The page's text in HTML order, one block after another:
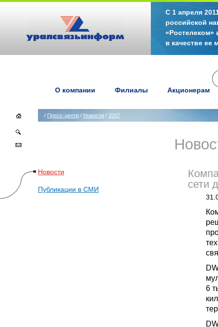
С 1 апреля
российской
«Ростелеком»
в качестве ее
О компании Филиалы Акционерам
/ Пресс-центр / Новости / 2007
Новости
Публикации в СМИ
сети
6